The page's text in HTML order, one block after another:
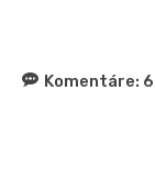
Komentáre: 6